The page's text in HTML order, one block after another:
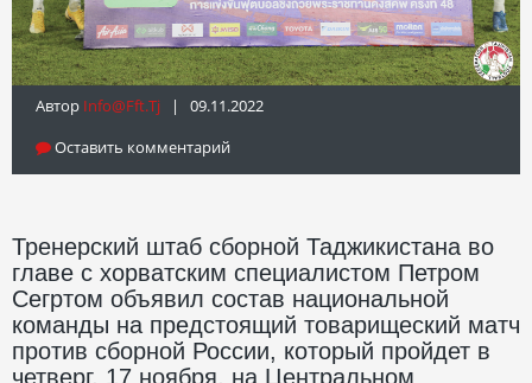
Автор Info@fft.tj | 09.11.2022
Оставить комментарий
Тренерский штаб сборной Таджикистана во
главе с хорватским специалистом Петром
Сегртом объявил состав национальной
команды на предстоящий товарищеский матч
против сборной России, который пройдет в
четверг, 17 ноября, на Центральном